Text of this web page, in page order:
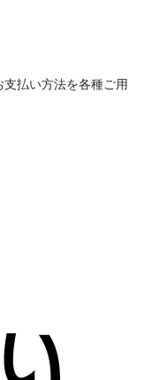
払い方法を各種ご用